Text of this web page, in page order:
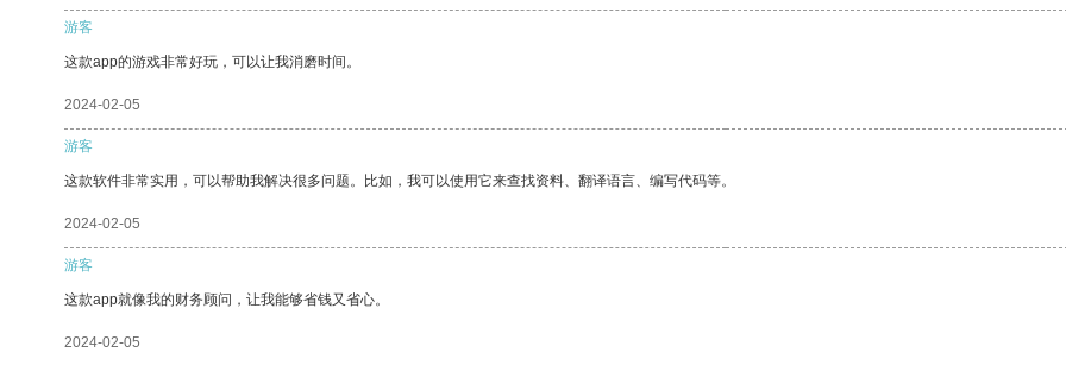
游客
这款app的游戏非常好玩，可以让我消磨时间。
2024-02-05
游客
这款软件非常实用，可以帮助我解决很多问题。比如，我可以使用它来查找资料、翻译语言、编写代码等。
2024-02-05
游客
这款app就像我的财务顾问，让我能够省钱又省心。
2024-02-05